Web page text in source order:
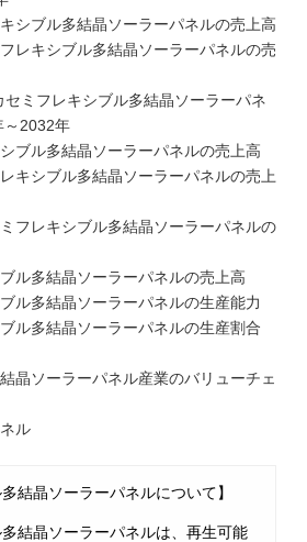
シブル多結晶ソーラーパネルの売上高
レキシブル多結晶ソーラーパネルの売
セミフレキシブル多結晶ソーラーパネ
～2032年
ブル多結晶ソーラーパネルの売上高
キシブル多結晶ソーラーパネルの売上
フレキシブル多結晶ソーラーパネルの
ル多結晶ソーラーパネルの売上高
ル多結晶ソーラーパネルの生産能力
ル多結晶ソーラーパネルの生産割合
晶ソーラーパネル産業のバリューチェ
ル
結晶ソーラーパネルについて】
結晶ソーラーパネルは、再生可能